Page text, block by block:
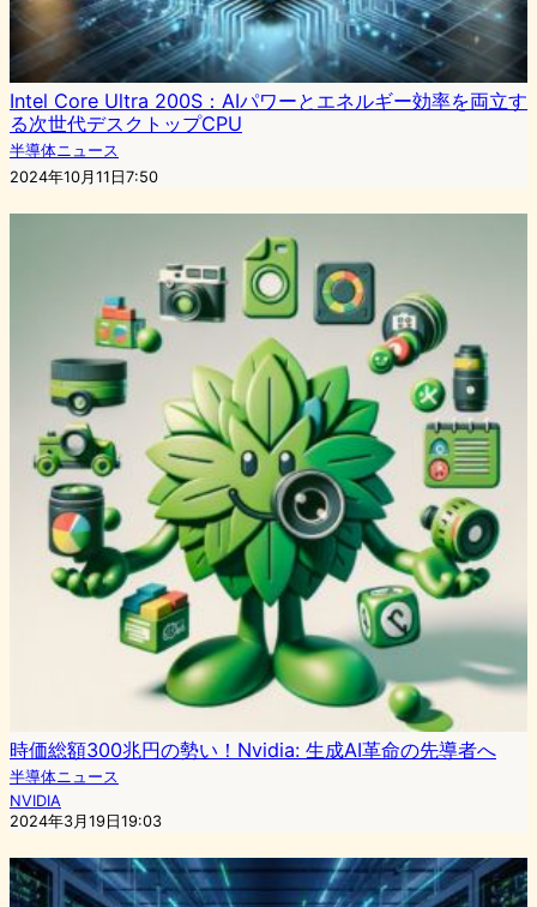
Intel Core Ultra 200S：AIパワーとエネルギー効率を両立す
る次世代デスクトップCPU
半導体ニュース
2024年10月11日7:50
時価総額300兆円の勢い！Nvidia: 生成AI革命の先導者へ
半導体ニュース
NVIDIA
2024年3月19日19:03